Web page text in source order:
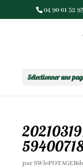
04 90 61 52
Sélectionner une
par